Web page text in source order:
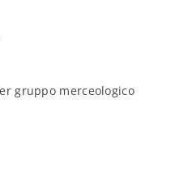
gruppo merceologico